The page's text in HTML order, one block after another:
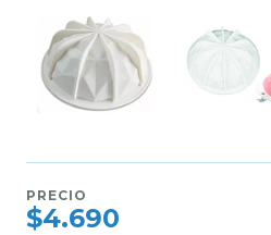
PRECIO
$4.690